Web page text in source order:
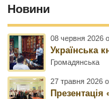
Новини
08 червня 2026
Українська
Громадянська
27 травня 2026
Презентація